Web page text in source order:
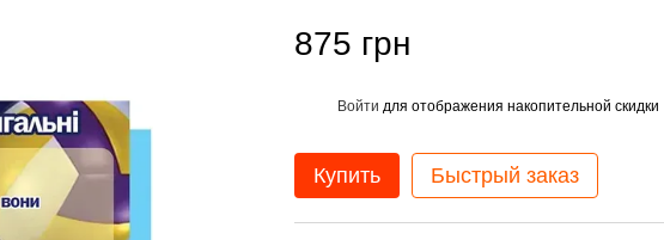
875 грн
Войти для отображения накопительной скидки
Купить Быстрый заказ